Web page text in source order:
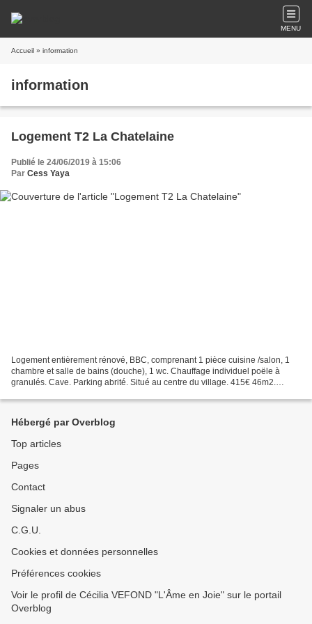
MENU
Accueil » information
information
Logement T2 La Chatelaine
Publié le 24/06/2019 à 15:06
Par Cess Yaya
Logement entièrement rénové, BBC, comprenant 1 pièce cuisine /salon, 1
chambre et salle de bains (douche), 1 wc. Chauffage individuel poële à
granulés. Cave. Parking abrité. Situé au centre du village. 415€ 46m2.
Hébergé par Overblog
Top articles
Pages
Contact
Signaler un abus
C.G.U.
Cookies et données personnelles
Préférences cookies
Voir le profil de Cécilia VEFOND "L'Âme en Joie" sur le portail
Overblog